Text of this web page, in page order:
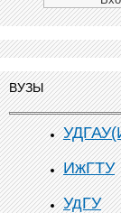
ВУЗЫ
ИжГТУ
УдГУ